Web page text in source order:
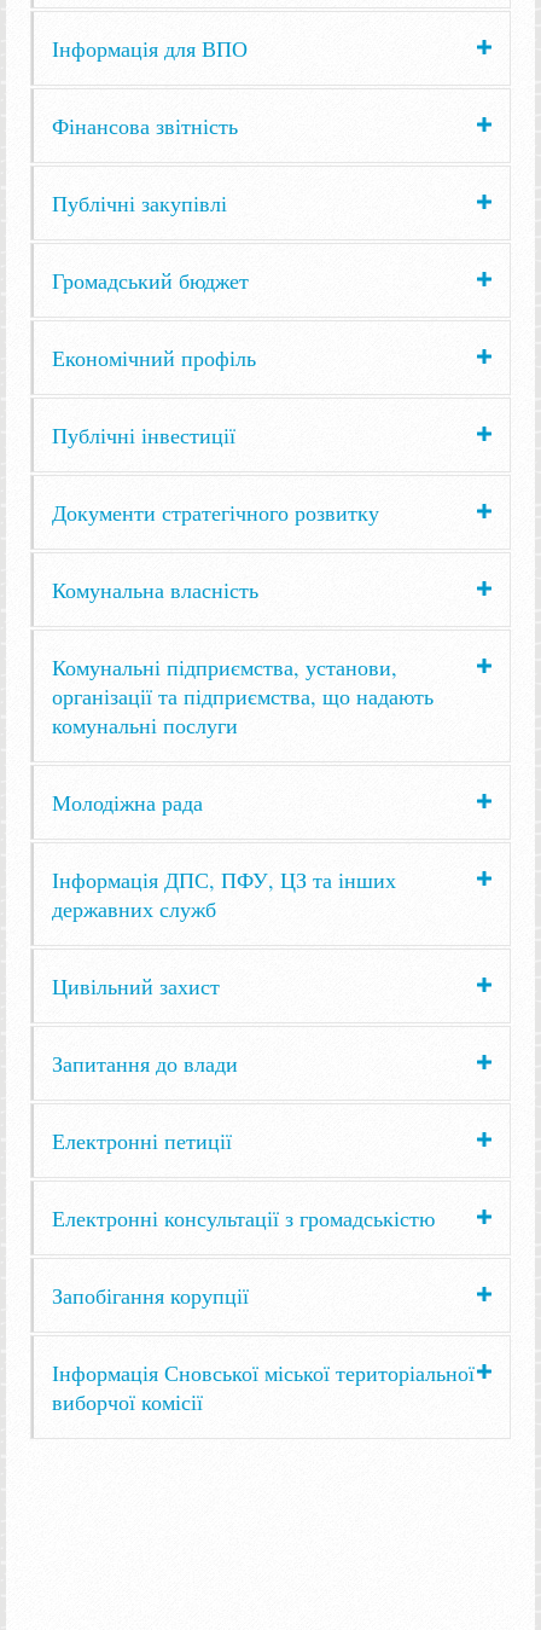
Інформація для ВПО
Фінансова звітність
Публічні закупівлі
Громадський бюджет
Економічний профіль
Публічні інвестиції
Документи стратегічного розвитку
Комунальна власність
Комунальні підприємства, установи,
організації та підприємства, що надають
комунальні послуги
Молодіжна рада
Інформація ДПС, ПФУ, ЦЗ та інших
державних служб
Цивільний захист
Запитання до влади
Електронні петиції
Електронні консультації з громадськістю
Запобігання корупції
Інформація Сновської міської територіальної
виборчої комісії